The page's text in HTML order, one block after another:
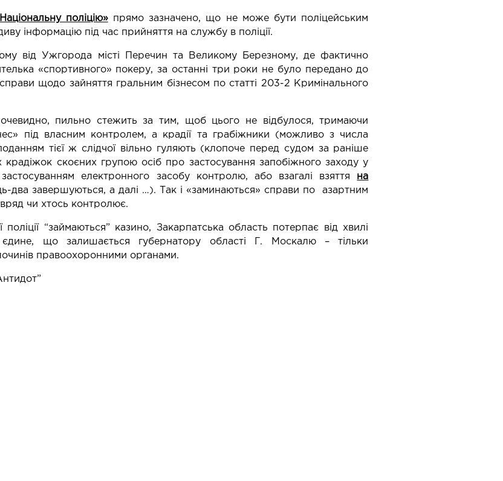
поліцію»прямо зазначено, що не може бути поліцейським
інформацію під час прийняття на службу в поліції.
від Ужгорода місті Перечин та Великому Березному, де фактично
«спортивного» покеру, за останні три роки не було передано до
щодо зайняття гральним бізнесом по статті 203-2 Кримінального
очевидно, пильно стежить за тим, щоб цього не відбулося, тримаючи
під власним контролем, а крадії та грабіжники (можливо з числа
тієї ж слідчої вільно гуляють (клопоче перед судом за раніше
крадіжок скоєних групою осіб про застосування запобіжного заходу у
електронного засобу контролю, або взагалі взяття на
два завершуються, а далі …). Так і «заминаються» справи по азартним
чи хтось контролює.
“займаються” казино, Закарпатська область потерпає від хвилі
єдине, що залишається губернатору області Г. Москалю – тільки
правоохоронними органами.